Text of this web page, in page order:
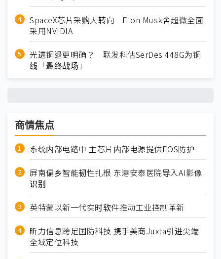
SpaceX芯片采购大转向 Elon Musk舍超微全面
采用NVIDIA
光进铜退更明确？ 联发科估SerDes 448G为铜
线「最终战场」
商情焦点
系统内部电路中 主芯片内部电源提供EOS防护
屏南偏乡智能韧性扎根 东港安泰医院导入AI影像
识别
英特蒙以新一代实时软件推动工业控制革新
昕力信息跨足国防科技 携手美商Juxta引进尖端
全域定位科技